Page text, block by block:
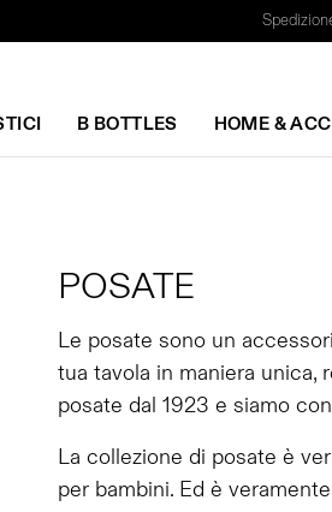
B BOTTLES HOME &
POSATE
Le posate sono un
tua tavola in maniera unica,
posate dal 1923 e siamo
La collezione di posate è
per bambini. Ed è